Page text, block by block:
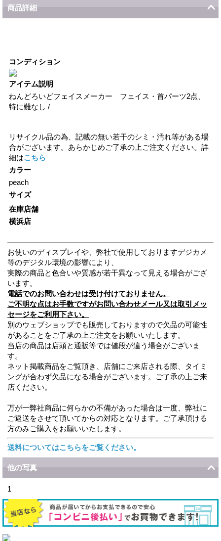
商品詳細
コンディション
アイテム説明
ねんどろいどフェイスメーカー フェイス・首パーツ2点、
特に難なし /
リサイクル品の為、記載の無い若干のシミ・汚れ等がある場
合がございます。あらかじめご了承の上ご注文ください。詳
細はこちら
カラー
peach
サイズ
在庫店舗
横浜店
お使いのディスプレイや、弊社で使用しておりますデジカメ
等のデジタル環境の影響により、
実際の商品と色合いや質感が若干異なって見える場合がござ
います。
電話でのお問い合わせは受け付けておりません。
ご不明な点はお手数ですがお問い合わせメール又は取引メッ
セージをご利用下さい。
別のウェブショップでも販売しておりますので欠品の可能性
があることをご了承の上ご注文をお願いいたします。
当店の商品は店頭と通販等では値段が違う場合がございま
す。
ネット掲載商品をご覧頂き、店舗にご来店される際、タイミ
ングが合わず欠品になる場合がございます。ご了承の上ご来
店ください。
万が一弊社商品に何らかの不備があった場合は一度、弊社に
ご返送をさせて頂いてからの対応となります。ご了承頂ける
方のみご購入をお願いいたします。
送料についてはこちらをご覧ください。
他の写真
1